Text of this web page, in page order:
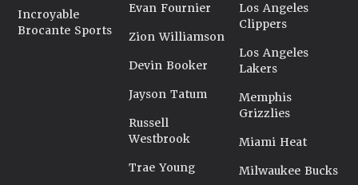
Incroyable
Brocante Sports
Evan Fournier
Zion Williamson
Devin Booker
Jayson Tatum
Russell
Westbrook
Trae Young
Los Angeles
Clippers
Los Angeles
Lakers
Memphis
Grizzlies
Miami Heat
Milwaukee Bucks